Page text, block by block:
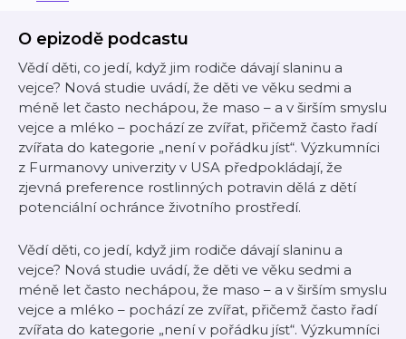
O epizodě podcastu
Vědí děti, co jedí, když jim rodiče dávají slaninu a
vejce? Nová studie uvádí, že děti ve věku sedmi a
méně let často nechápou, že maso – a v širším smyslu
vejce a mléko – pochází ze zvířat, přičemž často řadí
zvířata do kategorie „není v pořádku jíst“. Výzkumníci
z Furmanovy univerzity v USA předpokládají, že
zjevná preference rostlinných potravin dělá z dětí
potenciální ochránce životního prostředí.
Vědí děti, co jedí, když jim rodiče dávají slaninu a
vejce? Nová studie uvádí, že děti ve věku sedmi a
méně let často nechápou, že maso – a v širším smyslu
vejce a mléko – pochází ze zvířat, přičemž často řadí
zvířata do kategorie „není v pořádku jíst“. Výzkumníci